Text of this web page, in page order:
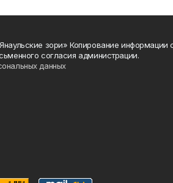
зори» Копирование информации
согласия администрации.
данных